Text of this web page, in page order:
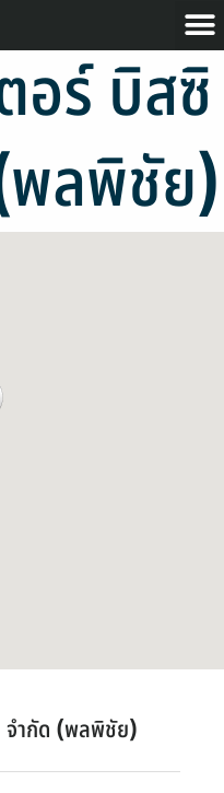
อร์ บิสซิ
พลพิชัย)
จำกัด (พลพิชัย)